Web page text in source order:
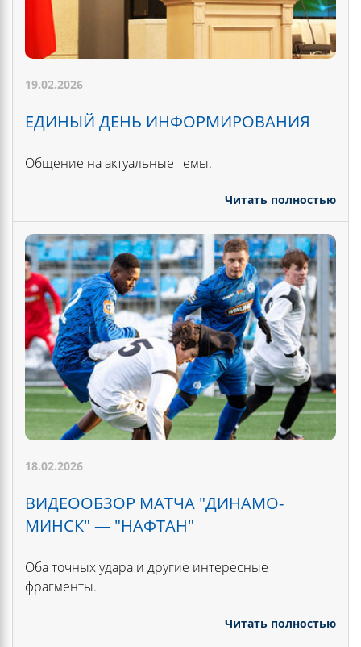
19.02.2026
ЕДИНЫЙ ДЕНЬ ИНФОРМИРОВАНИЯ
Общение на актуальные темы.
Читать полностью
18.02.2026
ВИДЕООБЗОР МАТЧА "ДИНАМО-
МИНСК" — "НАФТАН"
Оба точных удара и другие интересные
фрагменты.
Читать полностью